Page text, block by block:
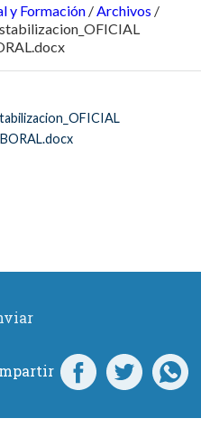
y Formación /Archivos /